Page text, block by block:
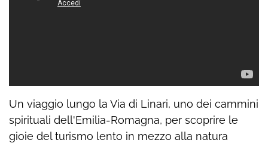
Un viaggio lungo la Via di Linari, uno dei cammini
spirituali dell'Emilia-Romagna, per scoprire le
gioie del turismo lento in mezzo alla natura